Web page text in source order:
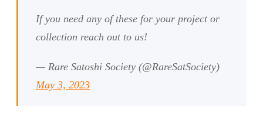
If you need any of these for your project or
collection reach out to us!
— Rare Satoshi Society (@RareSatSociety)
May 3, 2023